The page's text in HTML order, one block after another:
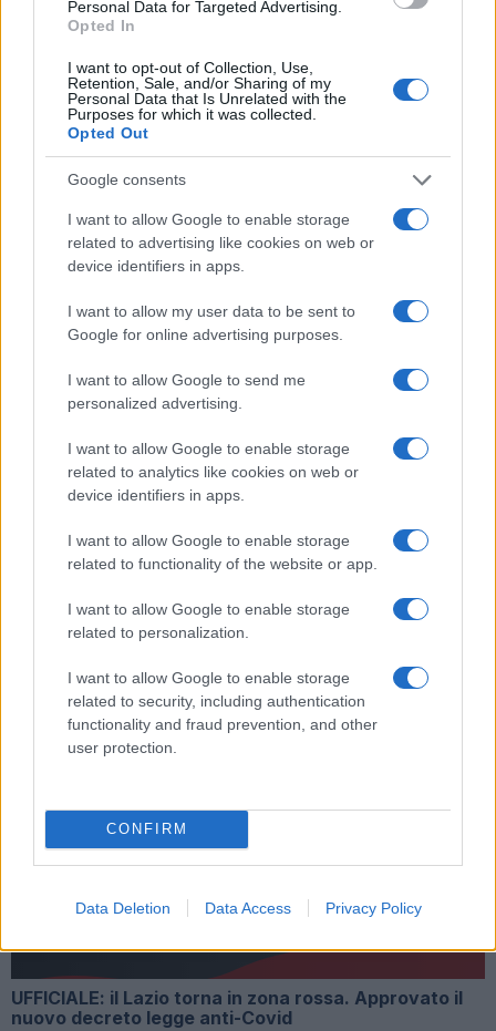
Personal Data for Targeted Advertising.
Opted In
I want to opt-out of Collection, Use,
Retention, Sale, and/or Sharing of my
Personal Data that Is Unrelated with the
Purposes for which it was collected.
Opted Out
Google consents
I want to allow Google to enable storage
related to advertising like cookies on web or
device identifiers in apps.
I want to allow my user data to be sent to
Google for online advertising purposes.
I want to allow Google to send me
personalized advertising.
I want to allow Google to enable storage
related to analytics like cookies on web or
device identifiers in apps.
I want to allow Google to enable storage
related to functionality of the website or app.
I want to allow Google to enable storage
related to personalization.
I want to allow Google to enable storage
related to security, including authentication
functionality and fraud prevention, and other
user protection.
CONFIRM
Data Deletion Data Access Privacy Policy
5 anni fa
rossa. Approvato il nuovo
decreto legge anti-Covid
5 anni fa
ROMA Nel PC 13mila foto di bimbi e 150 video:
INIZIATIVE – L’Appio Latino si mobilita in difesa delle
ROMA Nel PC
13mila foto di bimbi
arrestato
Successiva
Roma, sgominato
traffico di droga
Bianca”
ultime-notizie
ARTICOLI CORRELATI
terrore sul lungomare romano
UFFICIALE: il Lazio torna in zona rossa. Approvato il
nuovo decreto legge anti-Covid